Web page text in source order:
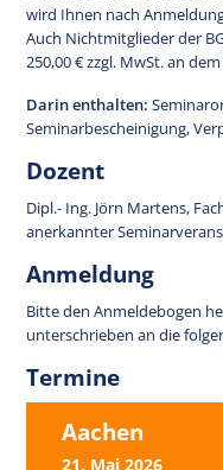
wird Ihnen nach
Auch Nichtmitglieder der
250,00 € zzgl. MwSt. an
Darin enthalten:
Seminarbescheinigung,
Dozent
Dipl.- Ing. Jörn Martens,
anerkannter
Anmeldung
Bitte den Anmeldebogen
unterschrieben an die
Termine
Aachen
21. Mai 2026